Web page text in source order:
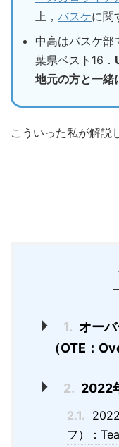
上， バスケに関
中高はバスケ部
葉県ベスト16．
地元の方と一緒
こういった私が解説
1. オー
（OTE：
2. 2022
2.1.
フ）：